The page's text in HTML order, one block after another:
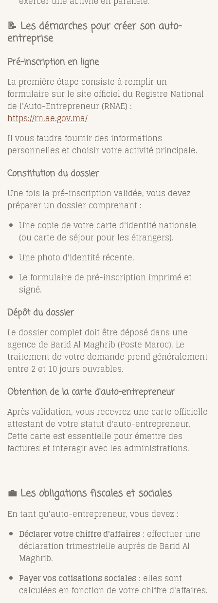
📝 Les démarches pour créer son auto-
entreprise
Pré-inscription en ligne
La première étape consiste à remplir un
formulaire sur le site officiel du Registre National
de l'Auto-Entrepreneur (RNAE) :
https://rn.ae.gov.ma/
Il vous faudra fournir des informations
personnelles et choisir votre activité principale.
Constitution du dossier
Une fois la pré-inscription validée, vous devez
préparer un dossier comprenant :
Une copie de votre carte d'identité nationale
(ou carte de séjour pour les étrangers).
Une photo d'identité récente.
Le formulaire de pré-inscription imprimé et
signé.
Dépôt du dossier
Le dossier complet doit être déposé dans une
agence de Barid Al Maghrib (Poste Maroc). Le
traitement de votre demande prend généralement
entre 2 et 10 jours ouvrables.
Obtention de la carte d'auto-entrepreneur
Après validation, vous recevrez une carte officielle
attestant de votre statut d'auto-entrepreneur.
Cette carte est essentielle pour émettre des
factures et interagir avec les administrations.
💼 Les obligations fiscales et sociales
En tant qu'auto-entrepreneur, vous devez :
Déclarer votre chiffre d'affaires : effectuer une
déclaration trimestrielle auprès de Barid Al
Maghrib.
Payer vos cotisations sociales : elles sont
calculées en fonction de votre chiffre d'affaires.